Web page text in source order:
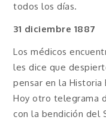
todos los días.
31 diciembre 1887
Los médicos
les dice que
pensar en la Historia
Hoy otro telegrama
con la bendición del